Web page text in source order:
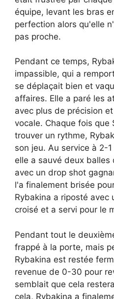
équipe, levant les bras
perfection alors qu'elle
pas proche.
Pendant ce temps,
impassible, qui a
se déplaçait bien et
affaires. Elle a paré les
avec plus de précision
vocale. Chaque fois que
trouver un rythme,
son jeu. Au service à 2-
elle a sauvé deux
avec un drop shot
l'a finalement brisée
Rybakina a riposté avec
croisé et a servi pour le
Pendant tout le
frappé à la porte, mais
Rybakina est restée
revenue de 0-30 pour
semblait que cela
cela, Rybakina a